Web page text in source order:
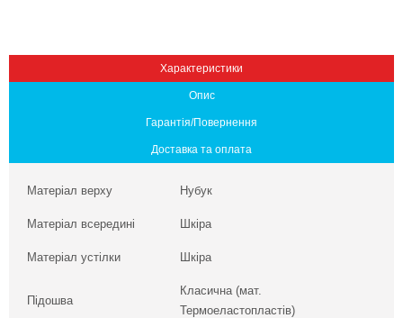
Характеристики
Опис
Гарантія/Повернення
Доставка та оплата
Матеріал верху Нубук
Матеріал всередині Шкіра
Матеріал устілки Шкіра
Підошва
Класична (мат.
Термоеластопластів)